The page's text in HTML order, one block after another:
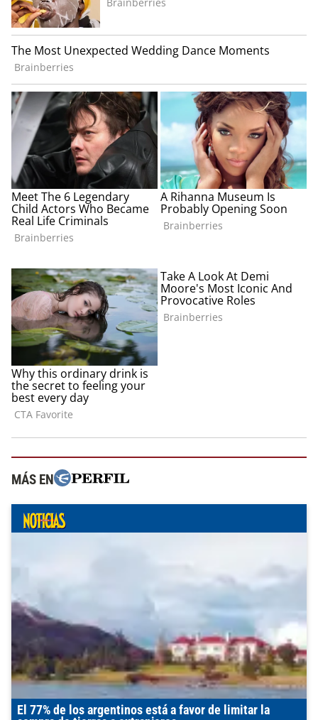
MÁS EN
El 77% de los argentinos está a favor de limitar la